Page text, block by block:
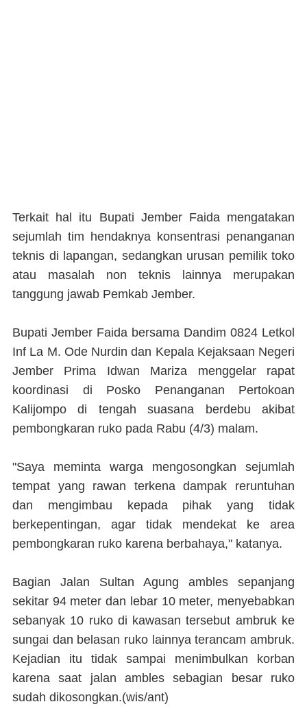
Terkait hal itu Bupati Jember Faida mengatakan
sejumlah tim hendaknya konsentrasi penanganan
teknis di lapangan, sedangkan urusan pemilik toko
atau masalah non teknis lainnya merupakan
tanggung jawab Pemkab Jember.
Bupati Jember Faida bersama Dandim 0824 Letkol
Inf La M. Ode Nurdin dan Kepala Kejaksaan Negeri
Jember Prima Idwan Mariza menggelar rapat
koordinasi di Posko Penanganan Pertokoan
Kalijompo di tengah suasana berdebu akibat
pembongkaran ruko pada Rabu (4/3) malam.
"Saya meminta warga mengosongkan sejumlah
tempat yang rawan terkena dampak reruntuhan
dan mengimbau kepada pihak yang tidak
berkepentingan, agar tidak mendekat ke area
pembongkaran ruko karena berbahaya," katanya.
Bagian Jalan Sultan Agung ambles sepanjang
sekitar 94 meter dan lebar 10 meter, menyebabkan
sebanyak 10 ruko di kawasan tersebut ambruk ke
sungai dan belasan ruko lainnya terancam ambruk.
Kejadian itu tidak sampai menimbulkan korban
karena saat jalan ambles sebagian besar ruko
sudah dikosongkan.(wis/ant)